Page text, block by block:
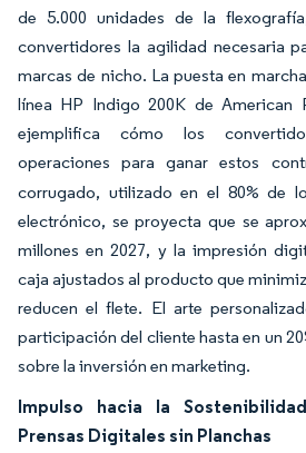
de 5.000 unidades de la
convertidores la agilidad necesaria
marcas de nicho. La puesta en
línea HP Indigo 200K de American
ejemplifica cómo los
operaciones para ganar estos
corrugado, utilizado en el 80% de
electrónico, se proyecta que se
millones en 2027, y la impresión
caja ajustados al producto que
reducen el flete. El arte
participación del cliente hasta en un
sobre la inversión en marketing.
Impulso hacia la
Prensas Digitales sin Planchas